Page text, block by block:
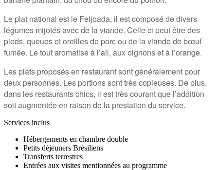
Le plat national est le Feijoada, il est composé de divers
légumes mijotés avec de la viande. Celle ci peut être des
pieds, queues et oreilles de porc ou de la viande de bœuf
fumée. Le tout aromatisé à l’ail, aux oignons et à l’orange.
Les plats proposés en restaurant sont généralement pour
deux personnes. Les portions sont très copieuses. De plus,
dans les restaurants chics, il est très courant que l’addition
soit augmentée en raison de la prestation du service.
Services inclus
Hébergements en chambre double
Petits déjeuners Brésiliens
Transferts terrestres
Entrées aux visites mentionnées au programme